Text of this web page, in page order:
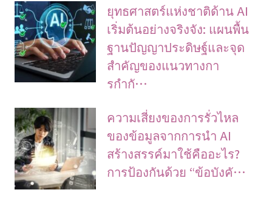
ยุทธศาสตร์แห่งชาติด้าน AI
เริ่มต้นอย่างจริงจัง: แผนพื้น
ฐานปัญญาประดิษฐ์และจุด
สำคัญของแนวทางกา
รกำกั…
ความเสี่ยงของการรั่วไหล
ของข้อมูลจากการนำ AI
สร้างสรรค์มาใช้คืออะไร?
การป้องกันด้วย “ข้อบังคั…